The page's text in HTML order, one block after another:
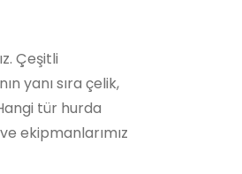
Çeşitli
yanı sıra çelik,
tür hurda
ekipmanlarımız